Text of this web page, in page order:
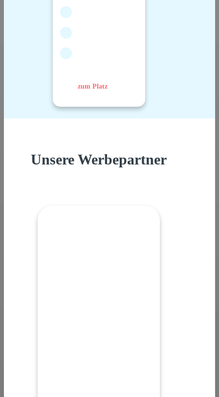
zum Platz
Unsere Werbepartner